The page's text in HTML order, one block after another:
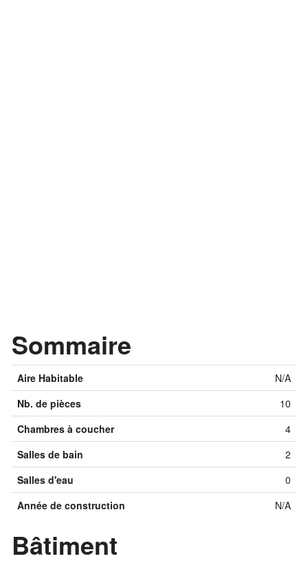
Sommaire
Aire Habitable
N/A
Nb. de pièces
10
Chambres à coucher
4
Salles de bain
2
Salles d'eau
0
Année de construction
N/A
Bâtiment